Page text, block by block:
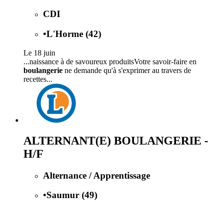
CDI
•L'Horme (42)
Le 18 juin
...naissance à de savoureux produitsVotre savoir-faire en
boulangerie ne demande qu'à s'exprimer au travers de
recettes...
ALTERNANT(E) BOULANGERIE -
H/F
Alternance / Apprentissage
•Saumur (49)